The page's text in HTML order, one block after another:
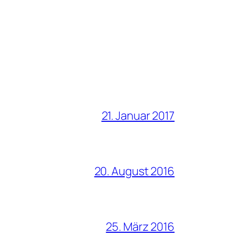
21. Januar 2017
20. August 2016
25. März 2016